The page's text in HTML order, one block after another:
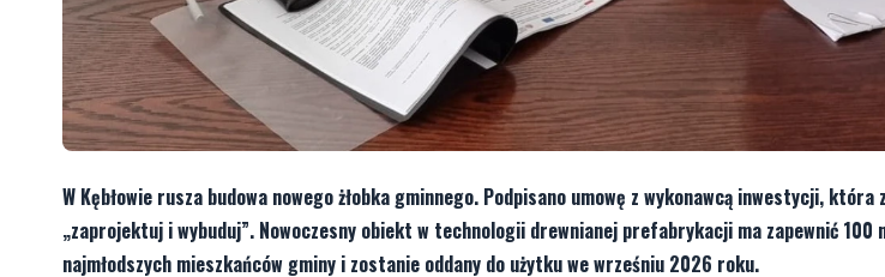
W Kębłowie rusza budowa nowego żłobka gminnego. Podpisano umowę z wykonawcą inwestycji,
„zaprojektuj i wybuduj”. Nowoczesny obiekt w technologii drewnianej prefabrykacji ma zapewnić 100
najmłodszych mieszkańców gminy i zostanie oddany do użytku we wrześniu 2026 roku.